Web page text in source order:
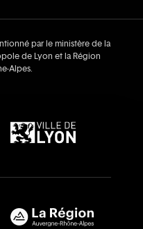
par le ministère de la
de Lyon et la Région